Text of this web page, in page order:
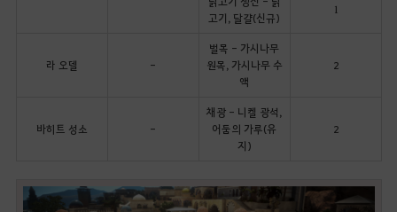
고기, 달걀(신규)
1
라 오델 -
벌목 - 가시나무
원목, 가시나무 수
액
2
바히트 성소 -
채광 - 니켈 광석,
어둠의 가루(유
지)
2